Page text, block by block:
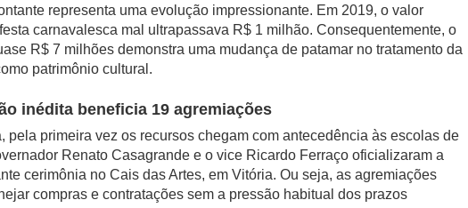
Controverso: IBS e CBS Dividem Empresários na Reforma Tributária
Como Resolver a Disputa Política do Republicanos Rumo a 2026
representa uma evolução impressionante. Em 2019, o valor
carnavalesca mal ultrapassava R$ 1 milhão. Consequentemente, o
R$ 7 milhões demonstra uma mudança de patamar no tratamento da
patrimônio cultural.
inédita beneficia 19 agremiações
pela primeira vez os recursos chegam com antecedência às escolas de
Renato Casagrande e o vice Ricardo Ferraço oficializaram a
cerimônia no Cais das Artes, em Vitória. Ou seja, as agremiações
compras e contratações sem a pressão habitual dos prazos